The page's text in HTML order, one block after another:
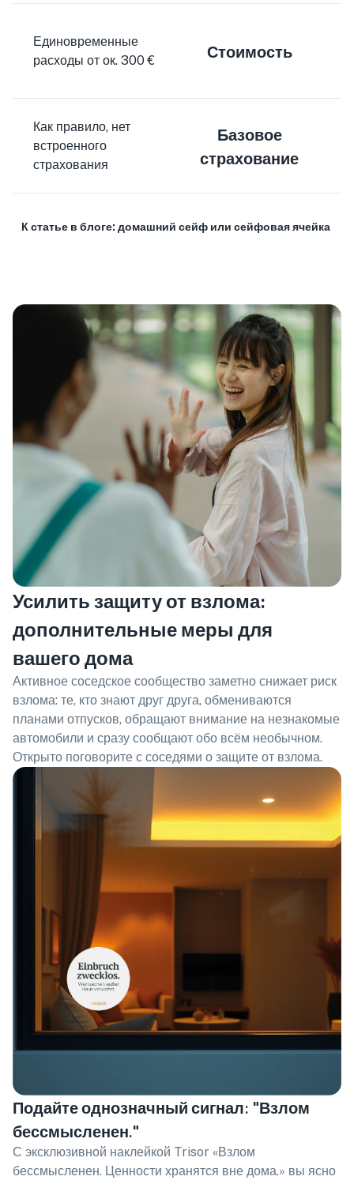
Единовременные
расходы от ок. 300 €
Стоимость
Как правило, нет
встроенного
страхования
Базовое
страхование
К статье в блоге: домашний сейф или сейфовая ячейка
Усилить защиту от взлома:
дополнительные меры для
вашего дома
Активное соседское сообщество заметно снижает риск
взлома: те, кто знают друг друга, обмениваются
планами отпусков, обращают внимание на незнакомые
автомобили и сразу сообщают обо всём необычном.
Открыто поговорите с соседями о защите от взлома.
Подайте однозначный сигнал: "Взлом
бессмысленен."
С эксклюзивной наклейкой Trisor «Взлом
бессмысленен. Ценности хранятся вне дома.» вы ясно